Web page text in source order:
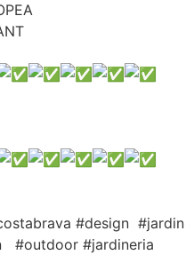
#design #jardin
#jardineria